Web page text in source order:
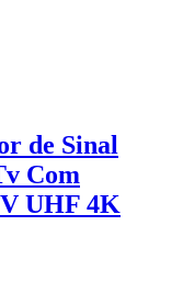
de Sinal
Com
UHF 4K